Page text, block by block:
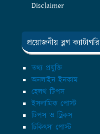
Disclaimer
প্রয়োজনীয় ব্লগ ক্যাটাগরি
তথ্য প্রযুক্তি
অনলাইন ইনকাম
হেলথ টিপস
ইসলামিক পোস্ট
টিপস ও ট্রিকস
চিকিৎসা পোস্ট